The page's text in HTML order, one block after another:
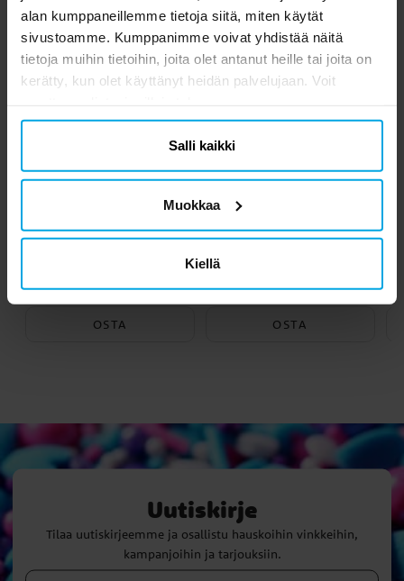
alan kumppaneillemme tietoja siitä, miten käytät
sivustoamme. Kumppanimme voivat yhdistää näitä
tietoja muihin tietoihin, joita olet antanut heille tai joita on
kerätty, kun olet käyttänyt heidän palvelujaan. Voit
Salli kaikki
Muokkaa
Kiellä
Juhlarasia - Valkoinen
Hinta:0,89 €
0,89 €
OSTA
Juhlarasia - Kulta
Hinta:0,89 €
0,89 €
OSTA
Uutiskirje
Tilaa uutiskirjeemme ja osallistu hauskoihin vinkkeihin,
kampanjoihin ja tarjouksiin.